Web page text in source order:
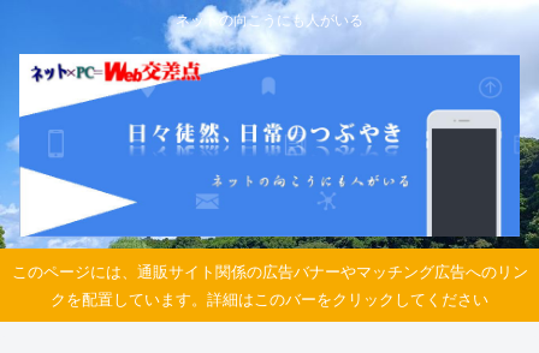
ネットの向こうにも人がいる
このページには、通販サイト関係の広告バナーやマッチング広告へのリン
クを配置しています。詳細はこのバーをクリックしてください